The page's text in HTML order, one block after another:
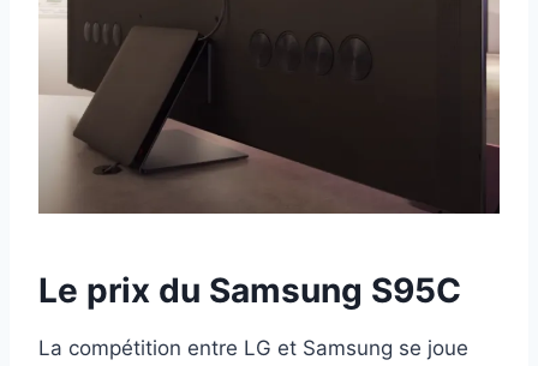
Le prix du Samsung S95C
La compétition entre LG et Samsung se joue